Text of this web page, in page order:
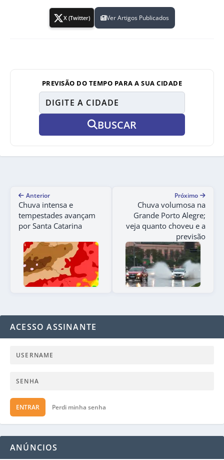
X (Twitter) Ver Artigos Publicados
PREVISÃO DO TEMPO PARA A SUA CIDADE
BUSCAR
Anterior
Chuva intensa e
tempestades avançam
por Santa Catarina
Próximo
Chuva volumosa na
Grande Porto Alegre;
veja quanto choveu e a
previsão
ACESSO ASSINANTE
ENTRAR Perdi minha senha
ANÚNCIOS